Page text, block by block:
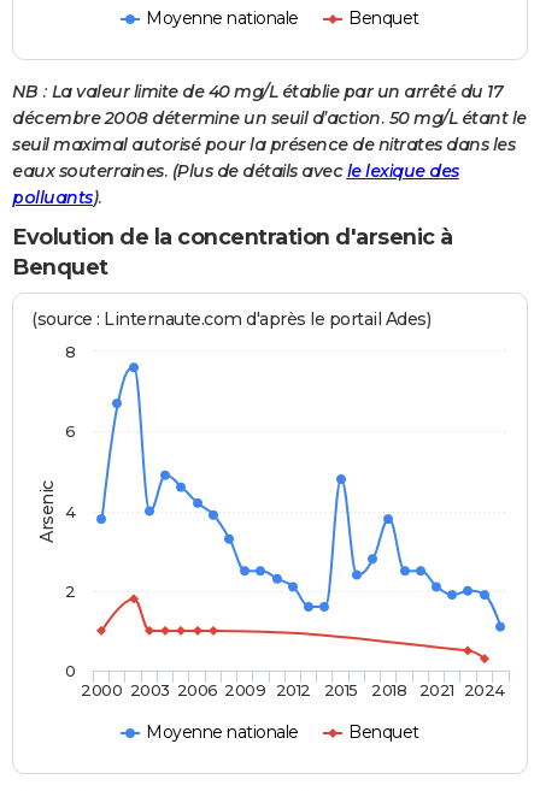
Moyenne nationale Benquet
NB : La valeur limite de 40 mg/L établie par un arrêté du 17
décembre 2008 détermine un seuil d’action. 50 mg/L étant le
seuil maximal autorisé pour la présence de nitrates dans les
eaux souterraines. (Plus de détails avecle lexique des
polluants).
Evolution de la concentration d'arsenic à
Benquet
Arsenic
(source : Linternaute.com d'après le portail Ades)
Moyenne nationale Benquet
2000 2003 2006 2009 2012 2015 2018 2021 2024
0
2
4
6
8